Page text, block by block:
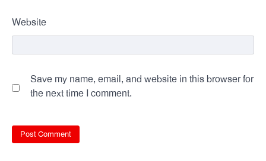
Website
Save my name, email, and website in this browser for
the next time I comment.